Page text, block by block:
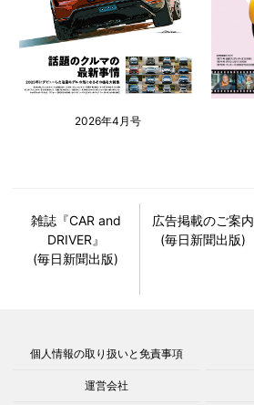
2026年4月号
雑誌『CAR and
DRIVER』
(毎日新聞出版)
広告掲載のご案内
(毎日新聞出版)
個人情報の取り扱いと免責事項
運営会社